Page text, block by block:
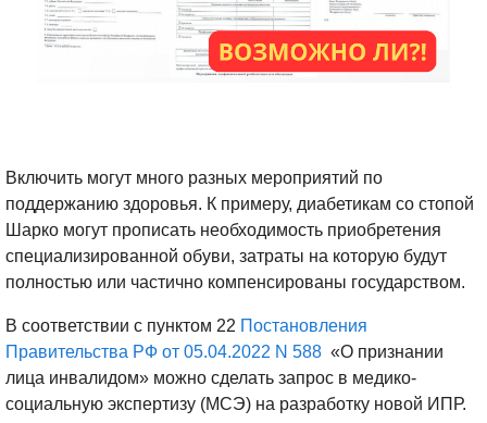
Включить могут много разных мероприятий по
поддержанию здоровья. К примеру, диабетикам со стопой
Шарко могут прописать необходимость приобретения
специализированной обуви, затраты на которую будут
полностью или частично компенсированы государством.
В соответствии с пунктом 22 Постановления
Правительства РФ от 05.04.2022 N 588 «О признании
лица инвалидом» можно сделать запрос в медико-
социальную экспертизу (МСЭ) на разработку новой ИПР.